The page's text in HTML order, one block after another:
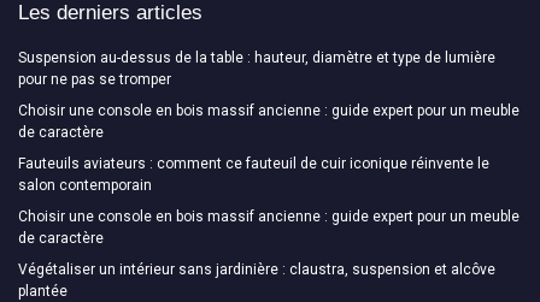
Les derniers articles
Suspension au-dessus de la table : hauteur, diamètre et type de lumière
pour ne pas se tromper
Choisir une console en bois massif ancienne : guide expert pour un meuble
de caractère
Fauteuils aviateurs : comment ce fauteuil de cuir iconique réinvente le
salon contemporain
Choisir une console en bois massif ancienne : guide expert pour un meuble
de caractère
Végétaliser un intérieur sans jardinière : claustra, suspension et alcôve
plantée